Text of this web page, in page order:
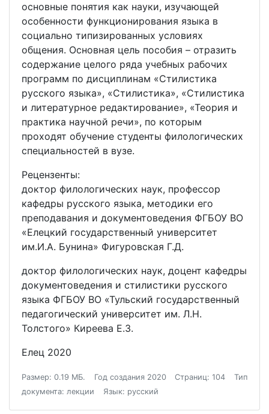
основные понятия как науки, изучающей
особенности функционирования языка в
социально типизированных условиях
общения. Основная цель пособия – отразить
содержание целого ряда учебных рабочих
программ по дисциплинам «Стилистика
русского языка», «Стилистика», «Стилистика
и литературное редактирование», «Теория и
практика научной речи», по которым
проходят обучение студенты филологических
специальностей в вузе.
Рецензенты:
доктор филологических наук, профессор
кафедры русского языка, методики его
преподавания и документоведения ФГБОУ ВО
«Елецкий государственный университет
им.И.А. Бунина» Фигуровская Г.Д.
доктор филологических наук, доцент кафедры
документоведения и стилистики русского
языка ФГБОУ ВО «Тульский государственный
педагогический университет им. Л.Н.
Толстого» Киреева Е.З.
Елец 2020
Размер: 0.19 МБ. Год создания 2020 Страниц: 104
Тип
документа: лекции
Язык: русский